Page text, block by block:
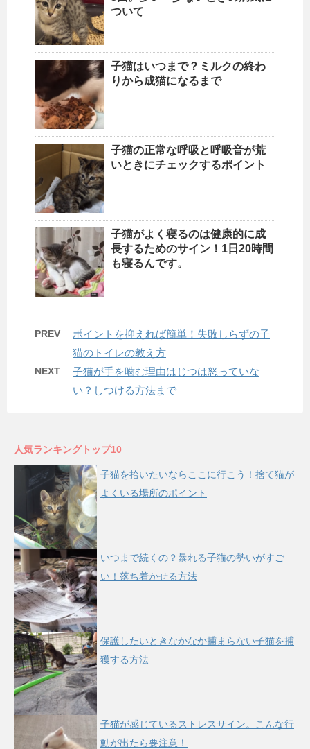
ついて
子猫はいつまで？ミルクの終わ
りから成猫になるまで
子猫の正常な呼吸と呼吸音が荒
いときにチェックするポイント
子猫がよく寝るのは健康的に成
長するためのサイン！1日20時間
も寝るんです。
PREV
ポイントを抑えれば簡単！失敗しらずの子
猫のトイレの教え方
NEXT
子猫が手を噛む理由はじつは怒っていな
い？しつける方法まで
人気ランキングトップ10
子猫を拾いたいならここに行こう！捨て猫が
よくいる場所のポイント
いつまで続くの？暴れる子猫の勢いがすご
い！落ち着かせる方法
保護したいときなかなか捕まらない子猫を捕
獲する方法
子猫が感じているストレスサイン。こんな行
動が出たら要注意！